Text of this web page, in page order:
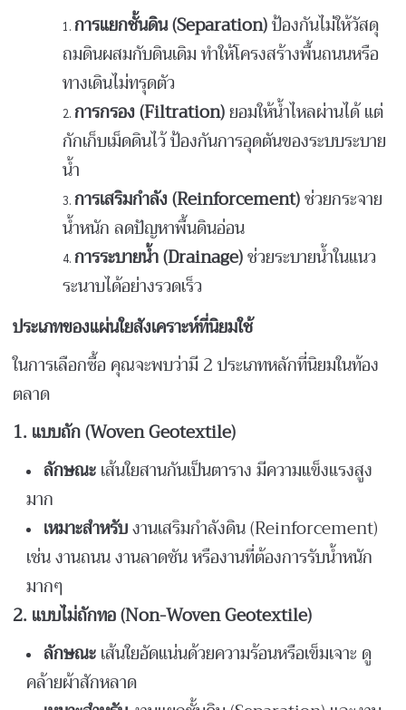
การแยกชั้นดิน (Separation)ป้องกันไม่ให้วัสดุ
ถมดินผสมกับดินเดิม ทำให้โครงสร้างพื้นถนนหรือ
ทางเดินไม่ทรุดตัว
การกรอง (Filtration)ยอมให้น้ำไหลผ่านได้ แต่
กักเก็บเม็ดดินไว้ ป้องกันการอุดตันของระบบระบาย
น้ำ
การเสริมกำลัง (Reinforcement)ช่วยกระจาย
น้ำหนัก ลดปัญหาพื้นดินอ่อน
การระบายน้ำ (Drainage)ช่วยระบายน้ำในแนว
ระนาบได้อย่างรวดเร็ว
ประเภทของแผ่นใยสังเคราะห์ที่นิยมใช้
ในการเลือกซื้อ คุณจะพบว่ามี 2 ประเภทหลักที่นิยมในท้อง
ตลาด
1. แบบถัก (Woven Geotextile)
ลักษณะเส้นใยสานกันเป็นตาราง มีความแข็งแรงสูง
มาก
เหมาะสำหรับงานเสริมกำลังดิน (Reinforcement)
เช่น งานถนน งานลาดชัน หรืองานที่ต้องการรับน้ำหนัก
มากๆ
2. แบบไม่ถักทอ (Non-Woven Geotextile)
ลักษณะเส้นใยอัดแน่นด้วยความร้อนหรือเข็มเจาะ ดู
คล้ายผ้าสักหลาด